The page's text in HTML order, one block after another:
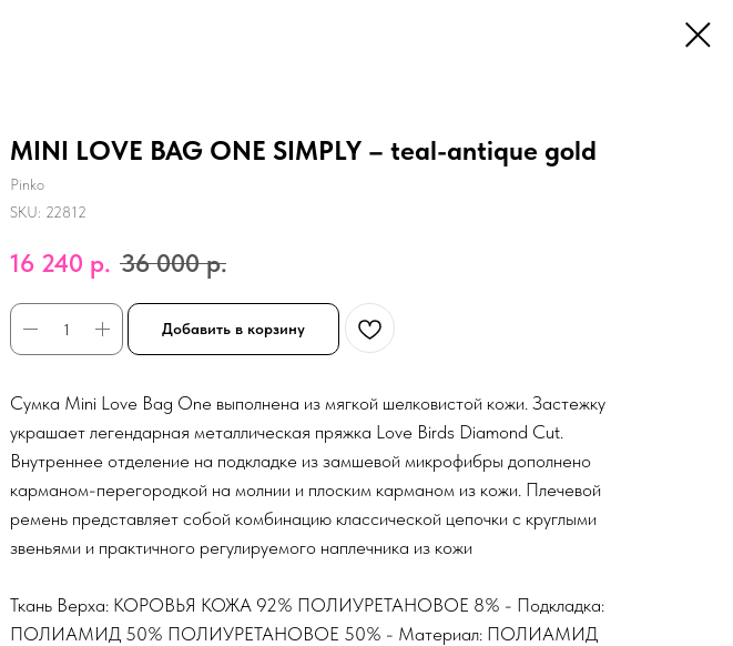
MINI LOVE BAG ONE SIMPLY – teal-antique gold
Pinko
SKU: 22812
16 240 р. 36 000 р.
Добавить в корзину
Сумка Mini Love Bag One выполнена из мягкой шелковистой кожи. Застежку
украшает легендарная металлическая пряжка Love Birds Diamond Cut.
Внутреннее отделение на подкладке из замшевой микрофибры дополнено
карманом-перегородкой на молнии и плоским карманом из кожи. Плечевой
ремень представляет собой комбинацию классической цепочки с круглыми
звеньями и практичного регулируемого наплечника из кожи
Ткань Верха: КОРОВЬЯ КОЖА 92% ПОЛИУРЕТАНОВОЕ 8% - Подкладка:
ПОЛИАМИД 50% ПОЛИУРЕТАНОВОЕ 50% - Материал: ПОЛИАМИД